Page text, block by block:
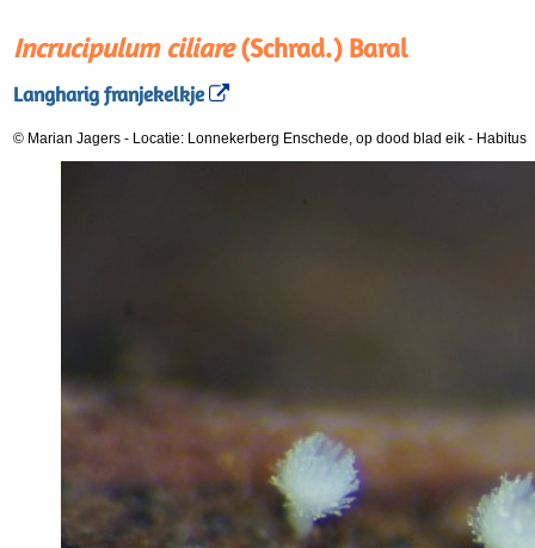
Incrucipulum ciliare(Schrad.) Baral
Langharig franjekelkje
© Marian Jagers - Locatie: Lonnekerberg Enschede, op dood blad eik - Habitus